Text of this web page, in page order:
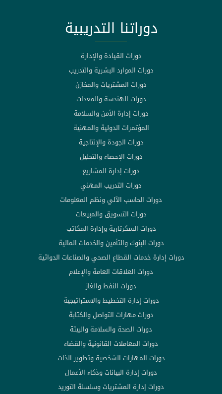
دوراتنا التدريبية
دورات القيادة والإدارة
دورات الموارد البشرية والتدريب
دورات المشتريات والمخازن
دورات الهندسة والمعدات
دورات إدارة الأمن والسلامة
المؤتمرات الدولية والمهنية
دورات الجودة والإنتاجية
دورات الإحصاء والتحليل
دورات إدارة المشاريع
دورات التدريب المهني
دورات الحاسب الآلي ونظم المعلومات
دورات التسويق والمبيعات
دورات السكرتارية وإدارة المكاتب
دورات البنوك والتأمين والخدمات المالية
دورات إدارة خدمات القطاع الصحي والصناعات الدوائية
دورات العلاقات العامة والإعلام
دورات النفط والغاز
دورات إدارة التخطيط والاستراتيجية
دورات مهارات التواصل والكتابة
دورات الصحة والسلامة والبيئة
دورات المعاملات القانونية والقضاء
دورات المهارات الشخصية وتطوير الذات
دورات إدارة البيانات وذكاء الأعمال
دورات إدارة المشتريات وسلسلة التوريد